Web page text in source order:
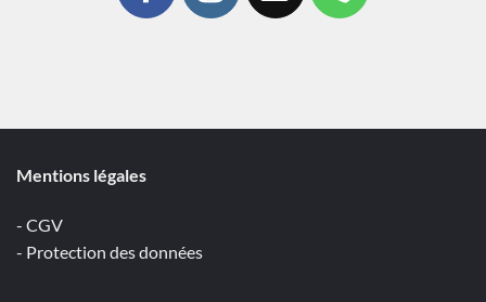
Mentions légales
- CGV
- Protection des données